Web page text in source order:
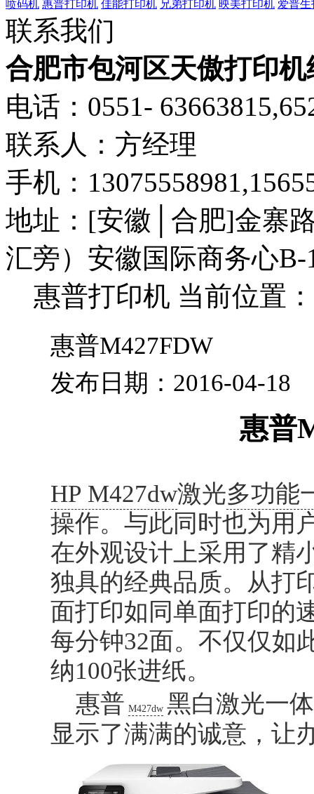
喷码机 惠普打印机 佳能打印机 兄弟打印机 映美打印机 爱普
联系我们
合肥市包河区天傲打印机
电话：0551-
联系人：方经理
手机：
地址：[安徽│合肥]金寨
汇旁）安徽国际商务心B-
惠普打印机 当前位置：
惠普M427FDW
发布日期：2016-04-18
惠普
HP M427dw激光多功能
操作。与此同时也为用
在外观设计上采用了精
独具的经典品质。从打
面打印如同单面打印的
每分钟32面。不仅仅如
纳100张进纸。
惠普 M427dw 黑白激光一
显示了满满的诚意，让